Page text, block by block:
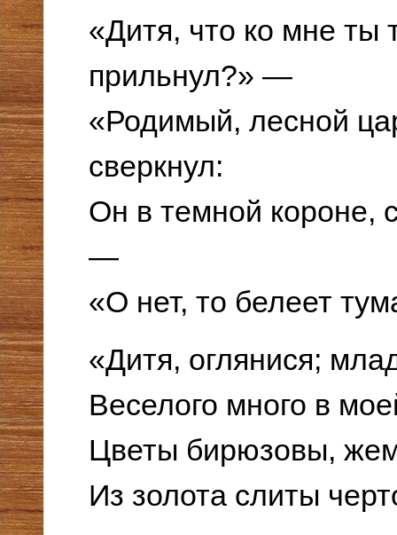
«Дитя, что ко мне ты
прильнул?» —
«Родимый, лесной
сверкнул:
Он в темной короне,
—
«О нет, то белеет
«Дитя, оглянися;
Веселого много в
Цветы бирюзовы,
Из золота слиты